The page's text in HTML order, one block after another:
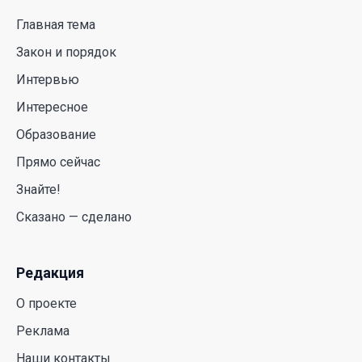
Курултай должен стать эффективным
механизмом учета мнения общества – эксперт
21 Июл. 2026 12:02
SOUEAST Summer CUP 2026 объединил семьи и
юных футболистов в Алматы
20 Июл. 2026 11:14
искусственному интеллекту WAIC
Главная тема
Закон и порядок
Интервью
Интересное
Образование
Прямо сейчас
Знайте!
Сказано — сделано
Редакция
О проекте
Реклама
Наши контакты